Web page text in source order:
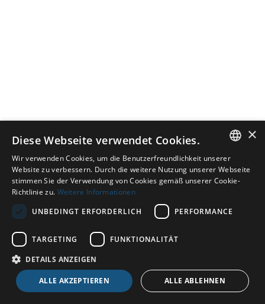
ENGLISH
DUTCH
×
Diese Webseite verwendet Cookies.
Wir verwenden Cookies, um die Benutzerfreundlichkeit unserer
Website zu verbessern. Durch die weitere Nutzung unserer Webseite
stimmen Sie der Verwendung von Cookies gemäß unserer Cookie-
Richtlinie zu. Weitere Informationen
UNBEDINGT ERFORDERLICH
PERFORMANCE
TARGETING FUNKTIONALITÄT
DETAILS ANZEIGEN
ALLE AKZEPTIEREN ALLE ABLEHNEN